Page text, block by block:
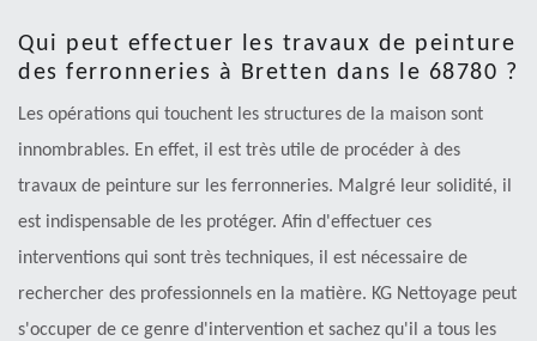
Qui peut effectuer les travaux de peinture
des ferronneries à Bretten dans le 68780 ?
Les opérations qui touchent les structures de la maison sont
innombrables. En effet, il est très utile de procéder à des
travaux de peinture sur les ferronneries. Malgré leur solidité, il
est indispensable de les protéger. Afin d'effectuer ces
interventions qui sont très techniques, il est nécessaire de
rechercher des professionnels en la matière. KG Nettoyage peut
s'occuper de ce genre d'intervention et sachez qu'il a tous les